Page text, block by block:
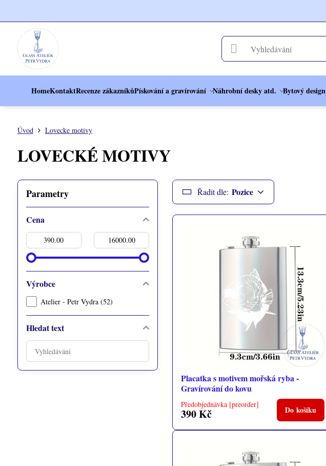
HomeKontaktRecenze zákazníkůPískování a gravírování Náhrobní desky atd. Bytový design
Úvod Lovecke motivy
LOVECKÉ MOTIVY
Řadit dle: Pozice
Placatka s motivem mořská ryba -
Gravírování do kovu
Předobjednávka [preorder]
390 Kč Do košíku
Parametry
Cena
Od: Do:
Výrobce
Atelier - Petr Vydra (52)
Hledat text
Prohledat
výsledky
filtru